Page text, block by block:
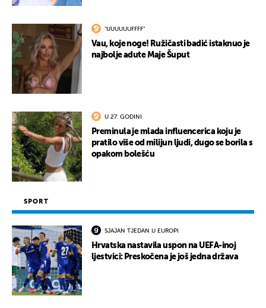
"UUUUUUFFFF"
Vau, koje noge! Ružičasti badić istaknuo je
najbolje adute Maje Šuput
U 27. GODINI
Preminula je mlada influencerica koju je
pratilo više od milijun ljudi, dugo se borila s
opakom bolešću
SPORT
SJAJAN TJEDAN U EUROPI
Hrvatska nastavila uspon na UEFA-inoj
ljestvici: Preskočena je još jedna država
UKLJUČITE NOTIFIKACIJE